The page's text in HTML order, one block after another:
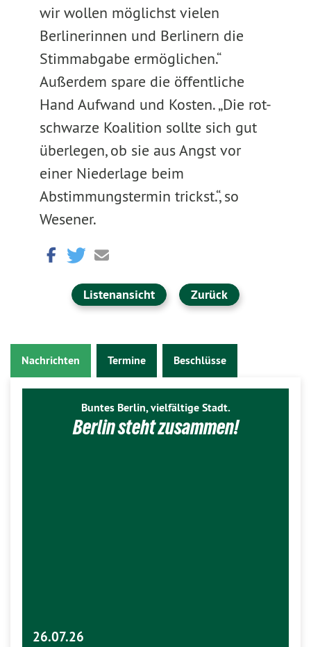
wir wollen möglichst vielen
Berlinerinnen und Berlinern die
Stimmabgabe ermöglichen.“
Außerdem spare die öffentliche
Hand Aufwand und Kosten. „Die rot-
schwarze Koalition sollte sich gut
überlegen, ob sie aus Angst vor
einer Niederlage beim
Abstimmungstermin trickst.“, so
Wesener.
Listenansicht Zurück
Nachrichten Termine Beschlüsse
Buntes Berlin, vielfältige Stadt.
Berlin steht zusammen!
26.07.26